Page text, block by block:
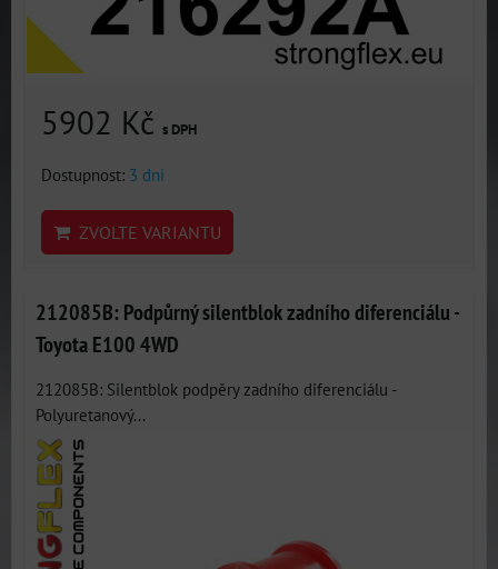
5902 Kč s DPH
Dostupnost: 3 dni
ZVOLTE VARIANTU
212085B: Podpůrný silentblok zadního diferenciálu -
Toyota E100 4WD
212085B: Silentblok podpěry zadního diferenciálu -
Polyuretanový...